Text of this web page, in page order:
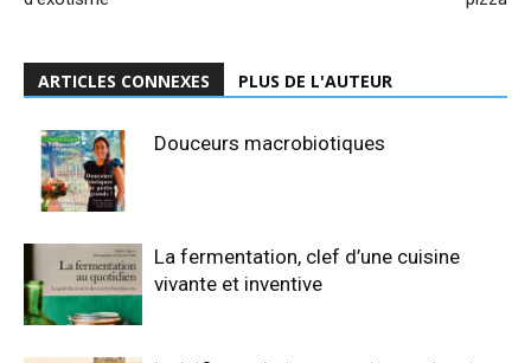
ARTICLES CONNEXES PLUS DE L'AUTEUR
Douceurs macrobiotiques
La fermentation, clef d’une cuisine
vivante et inventive